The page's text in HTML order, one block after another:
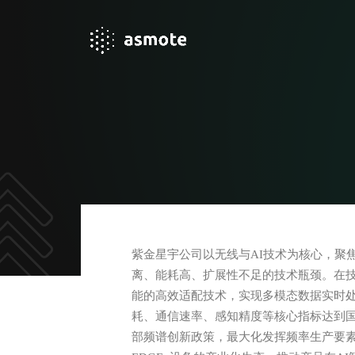
紫金星宇公司以无线与AI技术为核心，聚
离、能耗高、扩展性不足的技术瓶颈。
能的高效适配技术，实现多模态数据实时
耗、通信速率、感知精度等核心指标达到
部频谱创新政策，最大化发挥频率生产要